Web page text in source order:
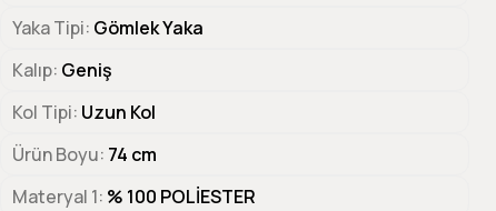
Yaka Tipi Gömlek Yaka
Kalıp Geniş
Kol Tipi Uzun Kol
Ürün Boyu 74 cm
Materyal 1 % 100 POLİESTER